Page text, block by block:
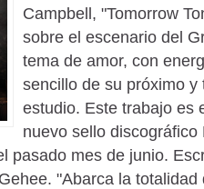
Campbell, "Tomorrow
sobre el escenario del
tema de amor, con
sencillo de su próximo y
estudio. Este trabajo es
nuevo sello
pasado mes de junio.
"Abarca la